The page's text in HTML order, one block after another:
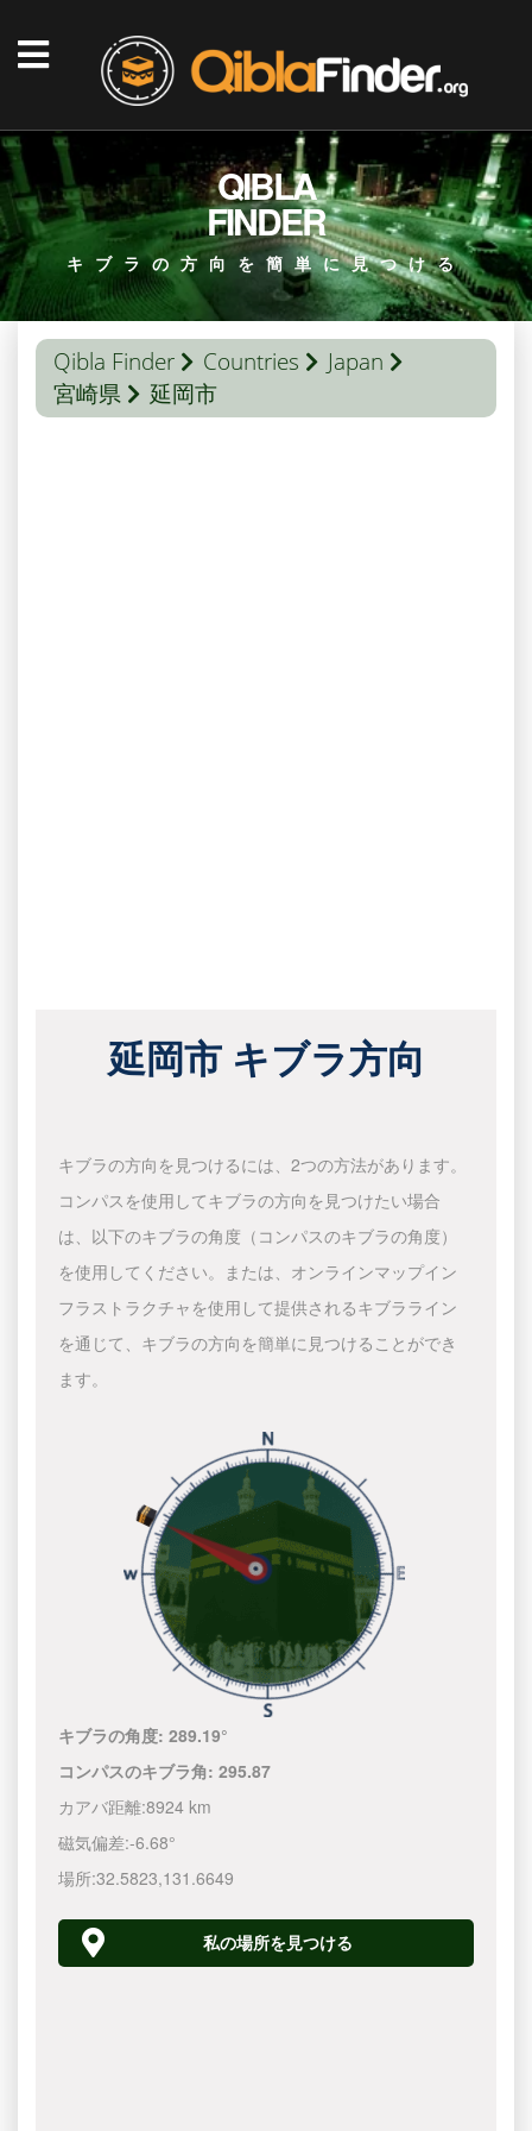
QIBLA
FINDER
キブラの方向を簡単に見つける
Qibla Finder Countries
Japan
宮崎県
延岡市
延岡市 キブラ方向
キブラの方向を見つけるには、2つの方法があります。
コンパスを使用してキブラの方向を見つけたい場合
は、以下のキブラの角度（コンパスのキブラの角度）
を使用してください。または、オンラインマップイン
フラストラクチャを使用して提供されるキブラライン
を通じて、キブラの方向を簡単に見つけることができ
ます。
キブラの角度:289.19°
コンパスのキブラ角:295.87
カアバ距離:8924 km
磁気偏差:-6.68°
場所:32.5823,131.6650
私の場所を見つける